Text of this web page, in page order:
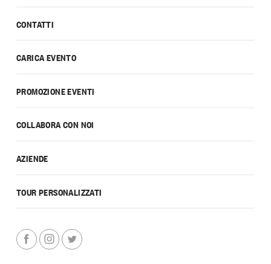
CONTATTI
CARICA EVENTO
PROMOZIONE EVENTI
COLLABORA CON NOI
AZIENDE
TOUR PERSONALIZZATI